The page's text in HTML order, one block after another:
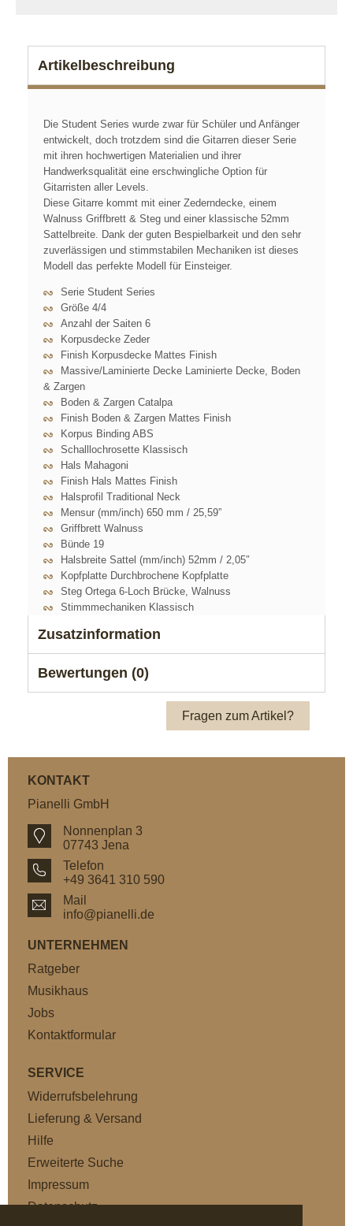
Artikelbeschreibung
Die Student Series wurde zwar für Schüler und Anfänger
entwickelt, doch trotzdem sind die Gitarren dieser Serie
mit ihren hochwertigen Materialien und ihrer
Handwerksqualität eine erschwingliche Option für
Gitarristen aller Levels.
Diese Gitarre kommt mit einer Zederndecke, einem
Walnuss Griffbrett & Steg und einer klassische 52mm
Sattelbreite. Dank der guten Bespielbarkeit und den sehr
zuverlässigen und stimmstabilen Mechaniken ist dieses
Modell das perfekte Modell für Einsteiger.
Serie Student Series
Größe 4/4
Anzahl der Saiten 6
Korpusdecke Zeder
Finish Korpusdecke Mattes Finish
Massive/Laminierte Decke Laminierte Decke, Boden
& Zargen
Boden & Zargen Catalpa
Finish Boden & Zargen Mattes Finish
Korpus Binding ABS
Schalllochrosette Klassisch
Hals Mahagoni
Finish Hals Mattes Finish
Halsprofil Traditional Neck
Mensur (mm/inch) 650 mm / 25,59”
Griffbrett Walnuss
Bünde 19
Halsbreite Sattel (mm/inch) 52mm / 2,05″
Kopfplatte Durchbrochene Kopfplatte
Steg Ortega 6-Loch Brücke, Walnuss
Stimmmechaniken Klassisch
Zusatzinformation
Bewertungen (0)
Fragen zum Artikel?
KONTAKT
Pianelli GmbH
Nonnenplan 3
07743 Jena
Telefon
+49 3641 310 590
Mail
info@pianelli.de
UNTERNEHMEN
Ratgeber
Musikhaus
Jobs
Kontaktformular
SERVICE
Widerrufsbelehrung
Lieferung & Versand
Hilfe
Erweiterte Suche
Impressum
Datenschutz